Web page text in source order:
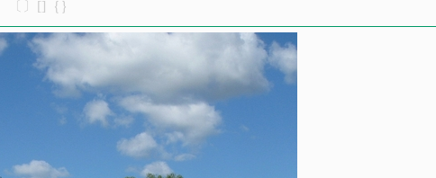
〔〕[]｛｝